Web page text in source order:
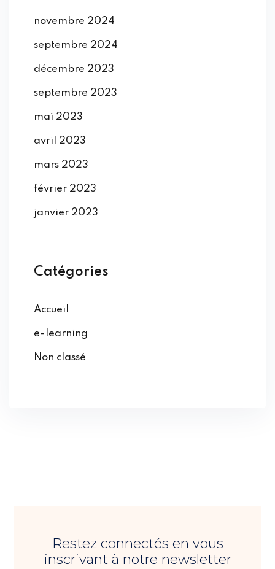
novembre 2024
septembre 2024
décembre 2023
septembre 2023
mai 2023
avril 2023
mars 2023
février 2023
janvier 2023
Catégories
Accueil
e-learning
Non classé
Restez connectés en vous
inscrivant à notre newsletter